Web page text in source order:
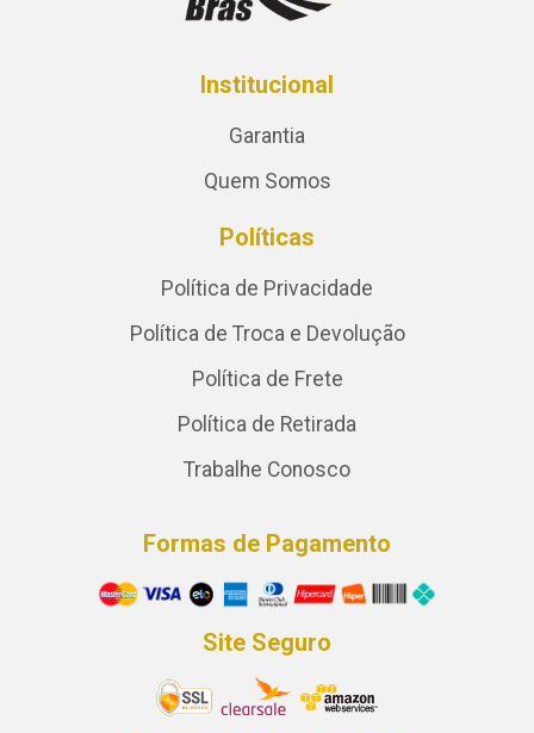
Institucional
Garantia
Quem Somos
Políticas
Política de Privacidade
Política de Troca e Devolução
Política de Frete
Política de Retirada
Trabalhe Conosco
Formas de Pagamento
Site Seguro